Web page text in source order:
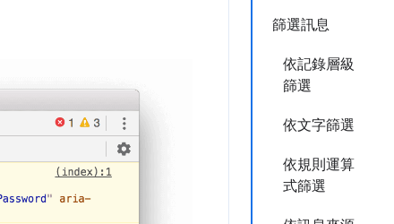
篩選訊息
依記錄層級
篩選
依文字篩選
依規則運算
式篩選